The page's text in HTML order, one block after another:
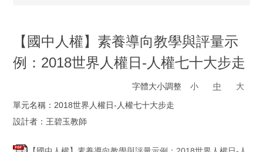
【國中人權】素養導向教學與評量示
例：2018世界人權日-人權七十大步走
字體大小調整 小 中
大
單元名稱：2018世界人權日-人權七十大步走
設計者：王碧玉教師